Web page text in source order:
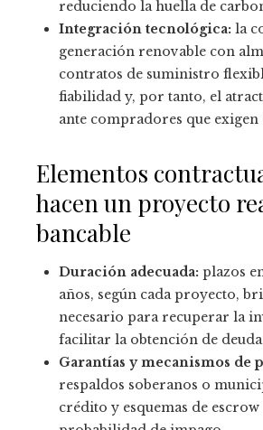
reduciendo la huella de
Integración tecnológica: la
generación renovable con
contratos de suministro
fiabilidad y, por tanto, el
ante compradores que
Elementos
hacen un proyecto
bancable
Duración adecuada: plazos
años, según cada proyecto,
necesario para recuperar la
facilitar la obtención de
Garantías y mecanismos de
respaldos soberanos o
crédito y esquemas de